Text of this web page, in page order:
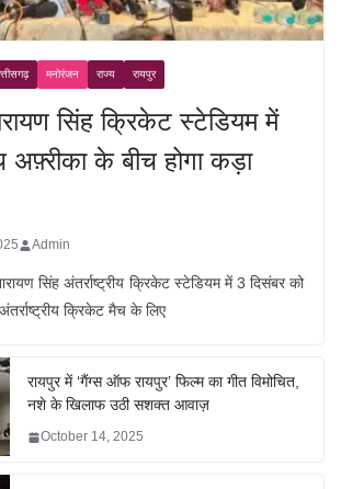
मनोरंजन राज्य रायपुर
सिंह क्रिकेट स्टेडियम में
अफ़्रीका के बीच होगा कड़ा
Admin
सिंह अंतर्राष्ट्रीय क्रिकेट स्टेडियम में 3 दिसंबर को
क्रिकेट मैच के लिए
रायपुर में ‘गैंग्स ऑफ रायपुर’ फिल्म का गीत विमोचित,
नशे के खिलाफ उठी सशक्त आवाज़
October 14, 2025